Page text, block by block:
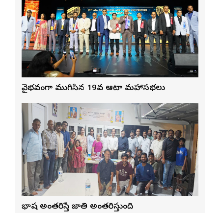
వైభవంగా ముగిసిన 19వ ఆటా మహాసభలు
భాష అంతరిస్తే జాతి అంతరిస్తుంది